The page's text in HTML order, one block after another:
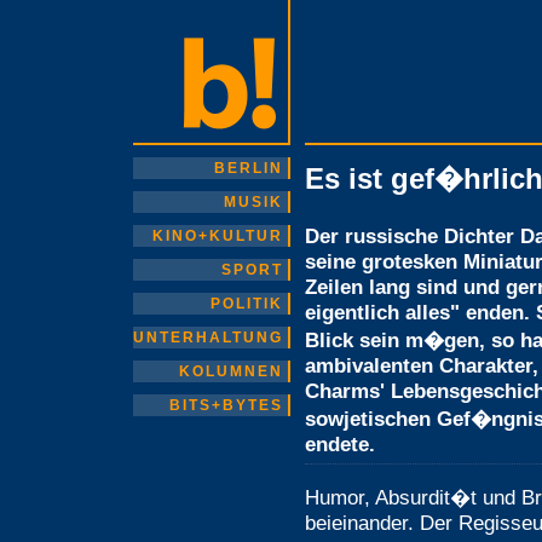
BERLIN
MUSIK
KINO+KULTUR
SPORT
POLITIK
UNTERHALTUNG
KOLUMNEN
BITS+BYTES
Es ist gef�hrlich
Der russische Dichter
seine grotesken
Zeilen lang sind und
eigentlich alles" enden.
Blick sein m�gen, so
ambivalenten
Charms'
sowjetischen
endete.
Humor, Absurdit�t und
beieinander. Der